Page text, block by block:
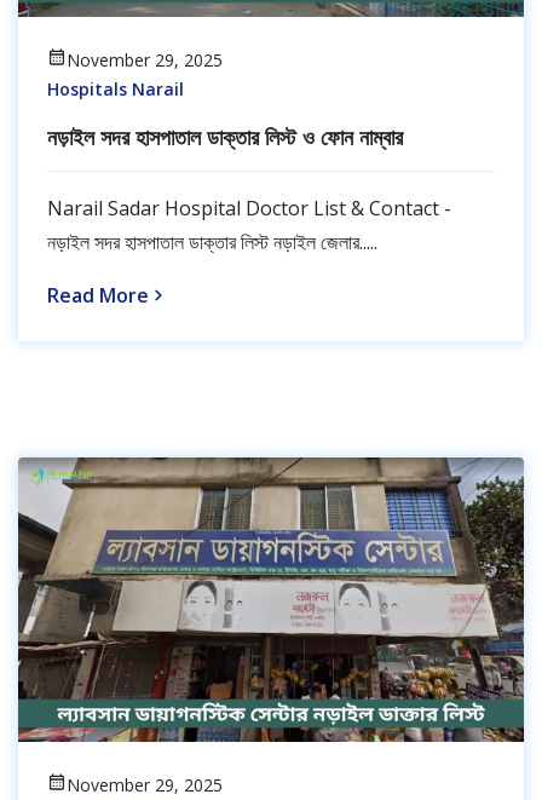
November 29, 2025
Hospitals Narail
নড়াইল সদর হাসপাতাল ডাক্তার লিস্ট ও ফোন নাম্বার
Narail Sadar Hospital Doctor List & Contact -
নড়াইল সদর হাসপাতাল ডাক্তার লিস্ট নড়াইল জেলার.....
Read More
November 29, 2025